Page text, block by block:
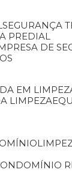
SEGURANÇA
PREDIAL
DE
EM
LIMPEZA